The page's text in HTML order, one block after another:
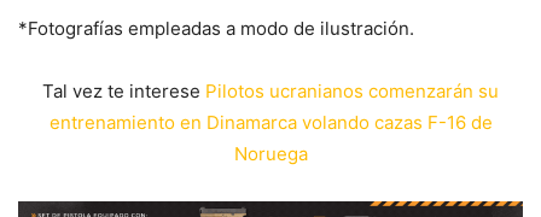
*Fotografías empleadas a modo de ilustración.
Tal vez te interese Pilotos ucranianos comenzarán su
entrenamiento en Dinamarca volando cazas F-16 de
Noruega